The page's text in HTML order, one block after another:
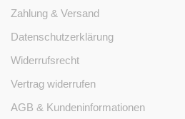
Zahlung & Versand
Datenschutzerklärung
Widerrufsrecht
Vertrag widerrufen
AGB & Kundeninformationen